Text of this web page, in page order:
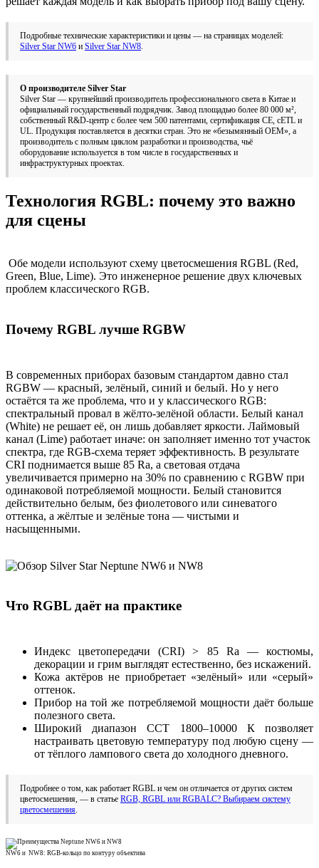
Подробные технические характеристики и цены — на страницах моделей:
Silver Star NW6 и Silver Star NW8.
О производителе Silver Star
Silver Star — крупнейший производитель профессионального света в Китае и
официальный государственный подрядчик. Завод площадью более 80 000 м²,
собственный R&D-центр с более чем 500 патентами, сертификация CE, cETL и
UL. Продукция поставляется в десятки стран. Это не «безымянный OEM», а
производитель с полным циклом разработки и производства, чьё
оборудование используется в том числе в государственных и
инфраструктурных проектах.
Технология RGBL: почему это важно
для сцены
Обе модели используют схему цветосмешения RGBL (Red,
Green, Blue, Lime). Это инженерное решение двух ключевых
проблем классического RGB.
Почему RGBL лучше RGBW
В современных приборах базовым стандартом давно стал
RGBW — красный, зелёный, синий и белый. Но у него
остаётся та же проблема, что и у классического RGB:
спектральный провал в жёлто-зелёной области. Белый канал
(White) не решает её, он лишь добавляет яркости. Лаймовый
канал (Lime) работает иначе: он заполняет именно тот участок
спектра, где RGB-схема теряет эффективность. В результате
CRI поднимается выше 85 Ra, а световая отдача
увеличивается примерно на 30% по сравнению с RGBW при
одинаковой потребляемой мощности. Белый становится
действительно белым, без фиолетового или синеватого
оттенка, а жёлтые и зелёные тона — чистыми и
насыщенными.
Что RGBL даёт на практике
Индекс цветопередачи (CRI) > 85 Ra — костюмы,
декорации и грим выглядят естественно, без искажений.
Кожа актёров не приобретает «зелёный» или «серый»
оттенок.
Прибор на той же потребляемой мощности даёт больше
полезного света.
Широкий диапазон CCT 1800–10000 К позволяет
настраивать цветовую температуру под любую сцену —
от тёплого лампового света до холодного дневного.
Подробнее о том, как работает RGBL и чем он отличается от других систем
цветосмешения, — в статье RGB, RGBL или RGBALC? Выбираем систему
цветосмешения.
NW6 и NW8: RGB-кольцо по контуру объектива